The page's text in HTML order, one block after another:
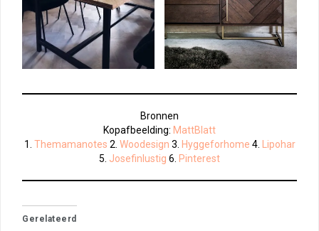
Bronnen
Kopafbeelding: MattBlatt
1. Themamanotes 2. Woodesign 3. Hyggeforhome 4. Lipohar
5. Josefinlustig 6. Pinterest
Gerelateerd